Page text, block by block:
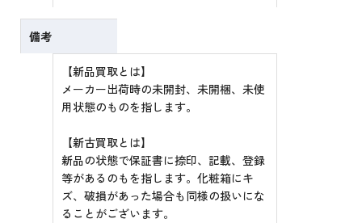
備考
【新品買取とは】
メーカー出荷時の未開封、未開梱、未使
用状態のものを指します。
【新古買取とは】
新品の状態で保証書に捺印、記載、登録
等があるのもを指します。化粧箱にキ
ズ、破損があった場合も同様の扱いにな
ることがございます。